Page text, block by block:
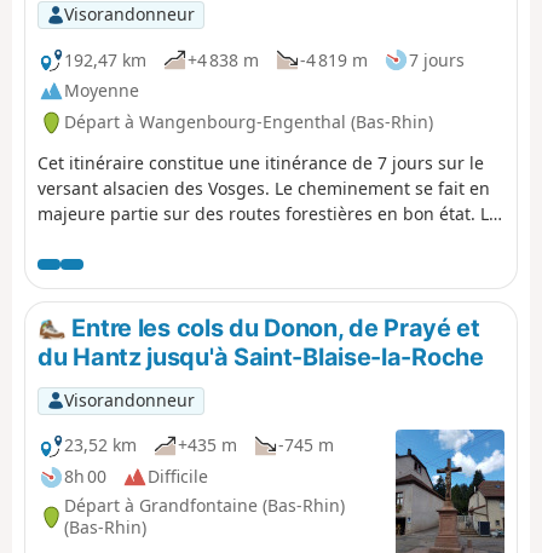
Visorandonneur
192,47 km
+4 838 m -4 819 m
7 jours
Moyenne
Départ à Wangenbourg-Engenthal (Bas-Rhin)
Cet itinéraire constitue une itinérance de 7 jours sur le
versant alsacien des Vosges. Le cheminement se fait en
majeure partie sur des routes forestières en bon état. Le
lesquelles figurent un logo VTT Orange ou Rouge
accompagné de la mention TMV (Traversée du Massif
Vosgien). Au cours de ces étapes, on peut avoir une
vision complète de la région: l'exploitation de la forêt
vosgienne, les châteaux, le vignoble alsacien, les villages
colorés...
Entre les cols du Donon, de Prayé et
du Hantz jusqu'à Saint-Blaise-la-Roche
Visorandonneur
23,52 km
+435 m
-745 m
8h 00
Difficile
Départ à Grandfontaine (Bas-Rhin)
(Bas-Rhin)